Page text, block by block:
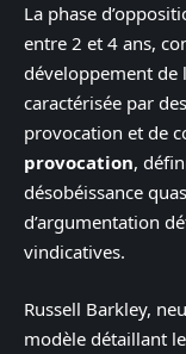
La phase
entre 2 et 4 ans,
développement de
caractérisée par
provocation et de
provocation,
désobéissance
d’argumentation
vindicatives.
Russell Barkley,
modèle détaillant